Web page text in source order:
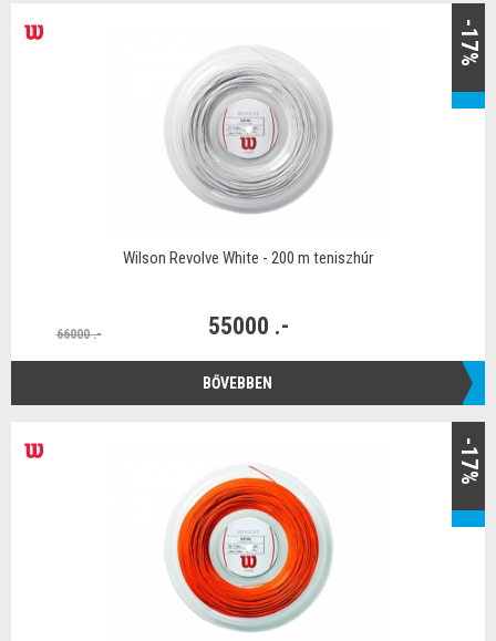
-17%
Wilson Revolve White - 200 m teniszhúr
66000 .- 55000 .-
BŐVEBBEN
-17%